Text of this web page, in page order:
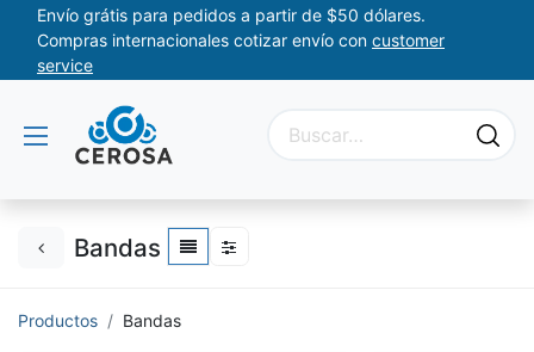
Envío grátis para pedidos a partir de $50 dólares.
Compras internacionales cotizar envío con customer
service
Bandas
Productos Bandas